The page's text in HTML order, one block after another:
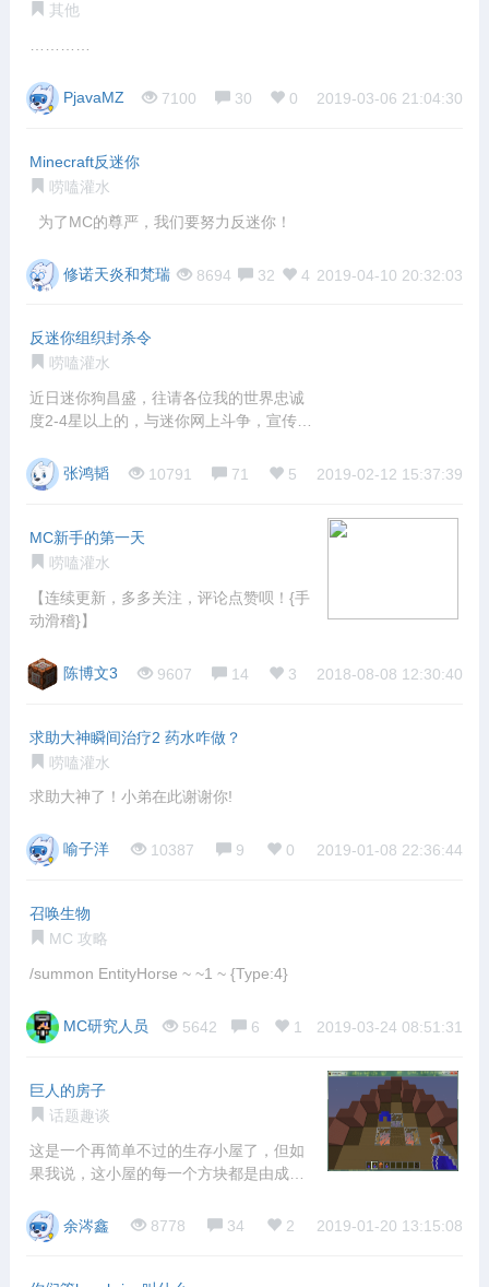
其他
PjavaMZ 7100 30 0 2019-03-06 21:04:30
Minecraft反迷你
唠嗑灌水
为了MC的尊严，我们要努力反迷你！
修诺天炎和梵瑞 8694 32 4 2019-04-10 20:32:03
反迷你组织封杀令
唠嗑灌水
近日迷你狗昌盛，往请各位我的世界忠诚
度2-4星以上的，与迷你网上斗争，宣传我
张鸿韬
10791 71 5 2019-02-12 15:37:39
MC新手的第一天
唠嗑灌水
【连续更新，多多关注，评论点赞呗！{手
动滑稽}】
陈博文3 9607 14 3 2018-08-08 12:30:40
求助大神瞬间治疗2 药水咋做？
唠嗑灌水
求助大神了！小弟在此谢谢你!
喻子洋 10387 9 0 2019-01-08 22:36:44
召唤生物
MC 攻略
/summon EntityHorse ~ ~1 ~ {Type:4}
MC研究人员 5642 6 1 2019-03-24 08:51:31
巨人的房子
话题趣谈
这是一个再简单不过的生存小屋了，但如
果我说，这小屋的每一个方块都是由成千
余涔鑫
8778 34 2 2019-01-20 13:15:08